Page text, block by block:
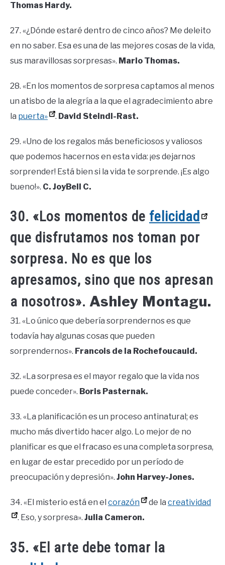
Thomas Hardy.
27. «¿Dónde estaré dentro de cinco años? Me deleito
en no saber. Esa es una de las mejores cosas de la vida,
sus maravillosas sorpresas». Marlo Thomas.
28. «En los momentos de sorpresa captamos al menos
un atisbo de la alegría a la que el agradecimiento abre
la puerta» . David Steindl-Rast.
29. «Uno de los regalos más beneficiosos y valiosos
que podemos hacernos en esta vida: ¡es dejarnos
sorprender! Está bien si la vida te sorprende. ¡Es algo
bueno!». C. JoyBell C.
30. «Los momentos de felicidad
que disfrutamos nos toman por
sorpresa. No es que los
apresamos, sino que nos apresan
a nosotros». Ashley Montagu.
31. «Lo único que debería sorprendernos es que
todavía hay algunas cosas que pueden
sorprendernos». Francois de la Rochefoucauld.
32. «La sorpresa es el mayor regalo que la vida nos
puede conceder». Boris Pasternak.
33. «La planificación es un proceso antinatural; es
mucho más divertido hacer algo. Lo mejor de no
planificar es que el fracaso es una completa sorpresa,
en lugar de estar precedido por un período de
preocupación y depresión». John Harvey-Jones.
34. «El misterio está en el corazón de la creatividad
. Eso, y sorpresa». Julia Cameron.
35. «El arte debe tomar la